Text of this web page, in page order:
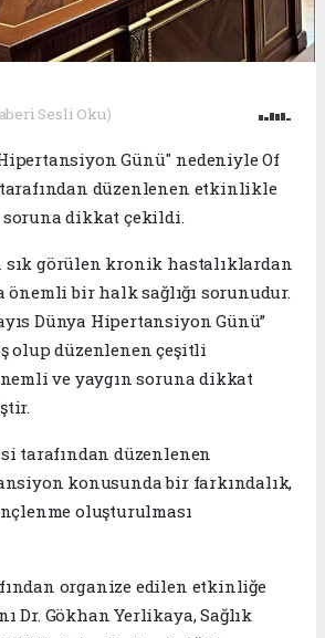
Sesli Oku)
Günü" nedeniyle Of
düzenlenen etkinlikle
soruna dikkat çekildi.
görülen kronik hastalıklardan
önemli bir halk sağlığı sorunudur.
Dünya Hipertansiyon Günü”
olup düzenlenen çeşitli
ve yaygın soruna dikkat
tarafından düzenlenen
konusunda bir farkındalık,
oluşturulması
organize edilen etkinliğe
Dr. Gökhan Yerlikaya, Sağlık